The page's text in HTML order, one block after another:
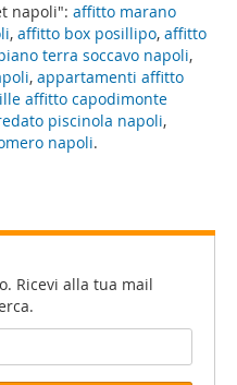
napoli": affitto marano
, affitto box posillipo, affitto
terra soccavo napoli,
, appartamenti affitto
affitto capodimonte
piscinola napoli,
napoli.
Ricevi alla tua mail